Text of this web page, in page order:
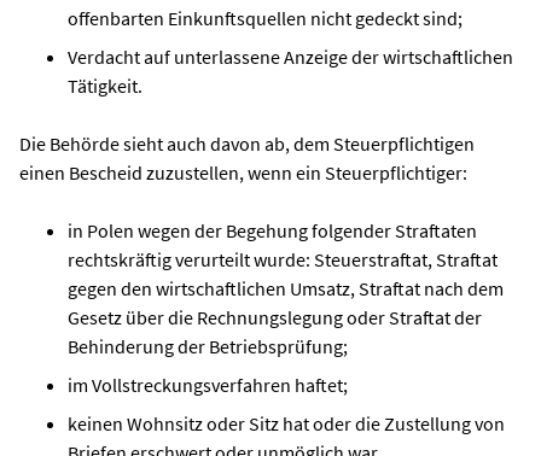
offenbarten Einkunftsquellen nicht gedeckt sind;
Verdacht auf unterlassene Anzeige der wirtschaftlichen
Tätigkeit.
Die Behörde sieht auch davon ab, dem Steuerpflichtigen
einen Bescheid zuzustellen, wenn ein Steuerpflichtiger:
in Polen wegen der Begehung folgender Straftaten
rechtskräftig verurteilt wurde: Steuerstraftat, Straftat
gegen den wirtschaftlichen Umsatz, Straftat nach dem
Gesetz über die Rechnungslegung oder Straftat der
Behinderung der Betriebsprüfung;
im Vollstreckungsverfahren haftet;
keinen Wohnsitz oder Sitz hat oder die Zustellung von